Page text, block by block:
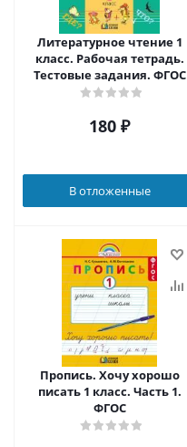
Литературное чтение 1
класс. Рабочая тетрадь.
Тестовые задания. ФГОС
180 ₽
В отложенные
Пропись. Хочу хорошо
писать 1 класс. Часть 1.
ФГОС